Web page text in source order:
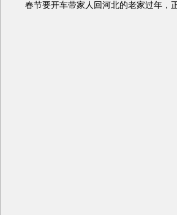
春节要开车带家人回河北的老家过年，